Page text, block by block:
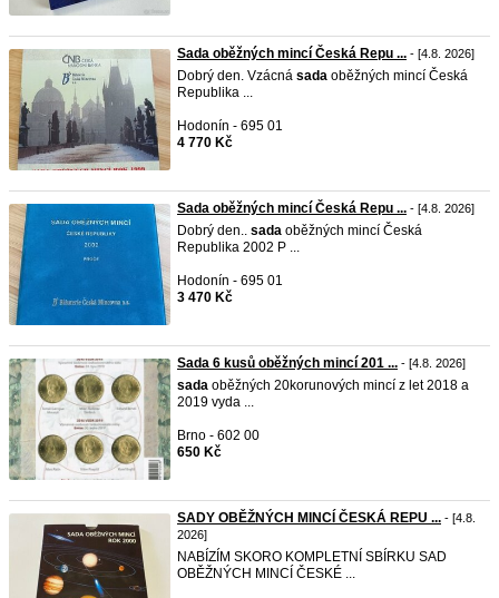
Sada oběžných mincí Česká Repu ... - [4.8. 2026]
Dobrý den. Vzácná sada oběžných mincí Česká
Republika ...
Hodonín - 695 01
4 770 Kč
Sada oběžných mincí Česká Repu ... - [4.8. 2026]
Dobrý den.. sada oběžných mincí Česká
Republika 2002 P ...
Hodonín - 695 01
3 470 Kč
Sada 6 kusů oběžných mincí 201 ... - [4.8. 2026]
sada oběžných 20korunových mincí z let 2018 a
2019 vyda ...
Brno - 602 00
650 Kč
SADY OBĚŽNÝCH MINCÍ ČESKÁ REPU ... - [4.8.
2026]
NABÍZÍM SKORO KOMPLETNÍ SBÍRKU SAD
OBĚŽNÝCH MINCÍ ČESKÉ ...